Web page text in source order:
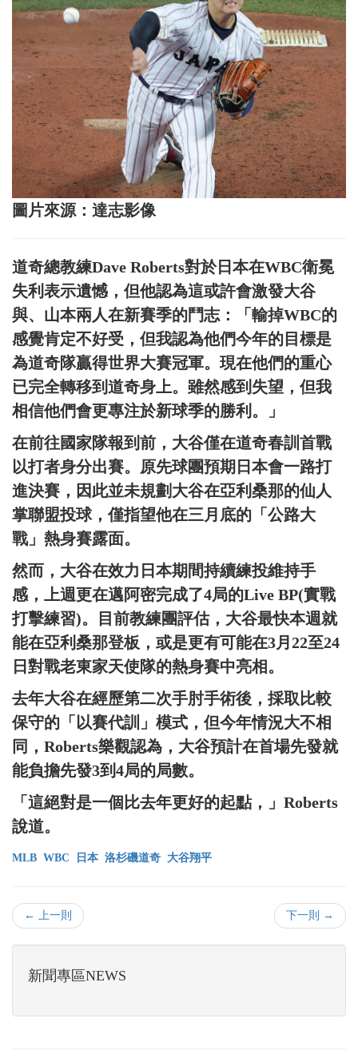
圖片來源：達志影像
道奇總教練Dave Roberts對於日本在WBC衛冕
失利表示遺憾，但他認為這或許會激發大谷
與、山本兩人在新賽季的鬥志：「輸掉WBC的
感覺肯定不好受，但我認為他們今年的目標是
為道奇隊贏得世界大賽冠軍。現在他們的重心
已完全轉移到道奇身上。雖然感到失望，但我
相信他們會更專注於新球季的勝利。」
在前往國家隊報到前，大谷僅在道奇春訓首戰
以打者身分出賽。原先球團預期日本會一路打
進決賽，因此並未規劃大谷在亞利桑那的仙人
掌聯盟投球，僅指望他在三月底的「公路大
戰」熱身賽露面。
然而，大谷在效力日本期間持續練投維持手
感，上週更在邁阿密完成了4局的Live BP(實戰
打擊練習)。目前教練團評估，大谷最快本週就
能在亞利桑那登板，或是更有可能在3月22至24
日對戰老東家天使隊的熱身賽中亮相。
去年大谷在經歷第二次手肘手術後，採取比較
保守的「以賽代訓」模式，但今年情況大不相
同，Roberts樂觀認為，大谷預計在首場先發就
能負擔先發3到4局的局數。
「這絕對是一個比去年更好的起點，」Roberts
說道。
MLB WBC 日本 洛杉磯道奇 大谷翔平
← 上一則 下一則 →
新聞專區NEWS